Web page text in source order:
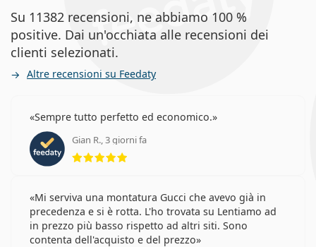
Su 11382 recensioni, ne abbiamo 100 %
positive. Dai un'occhiata alle recensioni dei
clienti selezionati.
Altre recensioni su Feedaty
Sempre tutto perfetto ed economico.
Gian R., 3 giorni fa
Mi serviva una montatura Gucci che avevo già in
precedenza e si è rotta. L'ho trovata su Lentiamo ad
in prezzo più basso rispetto ad altri siti. Sono
contenta dell'acquisto e del prezzo